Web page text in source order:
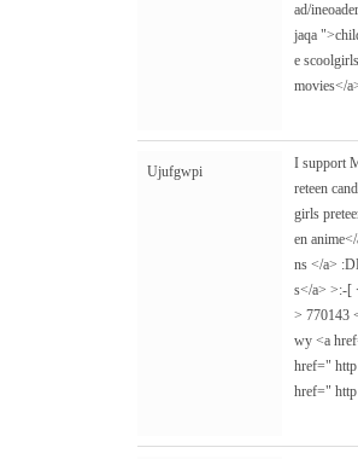
ad/ineoader
jaqa
e
movies</
Ujufgwpi
I support
reteen
girls
en
ns </a>
s</a> >:-[
> 770143
wy <a
href="
href="